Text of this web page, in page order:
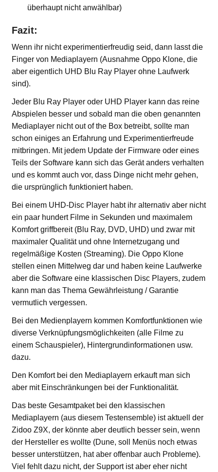
überhaupt nicht anwählbar)
Fazit:
Wenn ihr nicht experimentierfreudig seid, dann lasst die
Finger von Mediaplayern (Ausnahme Oppo Klone, die
aber eigentlich UHD Blu Ray Player ohne Laufwerk
sind).
Jeder Blu Ray Player oder UHD Player kann das reine
Abspielen besser und sobald man die oben genannten
Mediaplayer nicht out of the Box betreibt, sollte man
schon einiges an Erfahrung und Experimentierfreude
mitbringen. Mit jedem Update der Firmware oder eines
Teils der Software kann sich das Gerät anders verhalten
und es kommt auch vor, dass Dinge nicht mehr gehen,
die ursprünglich funktioniert haben.
Bei einem UHD-Disc Player habt ihr alternativ aber nicht
ein paar hundert Filme in Sekunden und maximalem
Komfort griffbereit (Blu Ray, DVD, UHD) und zwar mit
maximaler Qualität und ohne Internetzugang und
regelmäßige Kosten (Streaming). Die Oppo Klone
stellen einen Mittelweg dar und haben keine Laufwerke
aber die Software eine klassischen Disc Players, zudem
kann man das Thema Gewährleistung / Garantie
vermutlich vergessen.
Bei den Medienplayern kommen Komfortfunktionen wie
diverse Verknüpfungsmöglichkeiten (alle Filme zu
einem Schauspieler), Hintergrundinformationen usw.
dazu.
Den Komfort bei den Mediaplayern erkauft man sich
aber mit Einschränkungen bei der Funktionalität.
Das beste Gesamtpaket bei den klassischen
Mediaplayern (aus diesem Testensemble) ist aktuell der
Zidoo Z9X, der könnte aber deutlich besser sein, wenn
der Hersteller es wollte (Dune, soll Menüs noch etwas
besser unterstützen, hat aber offenbar auch Probleme).
Viel fehlt dazu nicht, der Support ist aber eher nicht